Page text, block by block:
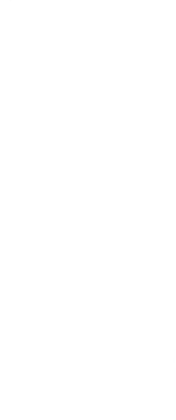
Pomiń